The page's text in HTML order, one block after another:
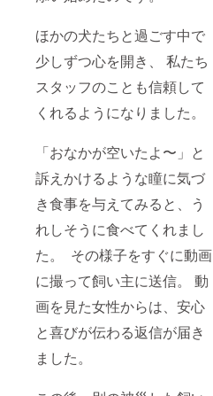
ほかの犬たちと過ごす中で
少しずつ心を開き、 私たち
スタッフのことも信頼して
くれるようになりました。
「おなかが空いたよ〜」と
訴えかけるような瞳に気づ
き食事を与えてみると、う
れしそうに食べてくれまし
た。 その様子をすぐに動画
に撮って飼い主に送信。 動
画を見た女性からは、安心
と喜びが伝わる返信が届き
ました。